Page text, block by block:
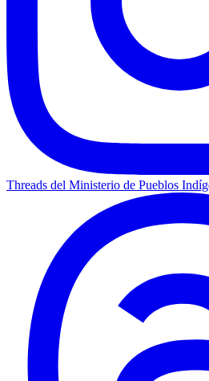
Threads del Ministerio de Pueblos